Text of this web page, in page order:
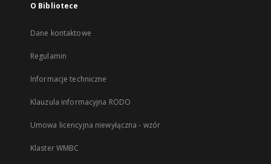
O Bibliotece
Dane kontaktowe
Regulamin
Informacje techniczne
Klauzula informacyjna RODO
Umowa licencyjna niewyłączna - wzór
Klaster WMBC